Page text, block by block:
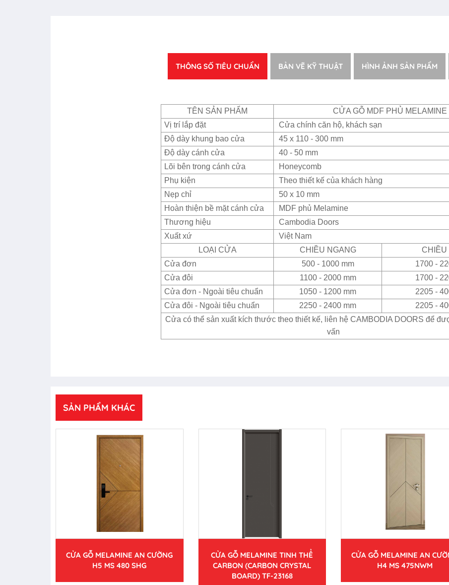
THÔNG SỐ TIÊU CHUẨN BẢN VẼ KỸ THUẬT HÌNH ẢNH SẢN PHẨM
TÊN SẢN PHẨM
CỬA GỖ MDF PHỦ MELAMINE
Vị trí lắp đặt
Cửa chính căn hộ, khách sạn
Độ dày khung bao cửa
45 x 110 - 300 mm
Độ dày cánh cửa
40 - 50 mm
Lõi bên trong cánh cửa
Honeycomb
Phụ kiện
Theo thiết kế của khách hàng
Nẹp chỉ
50 x 10 mm
Hoàn thiện bề mặt cánh cửa
MDF phủ Melamine
Thương hiệu
Cambodia Doors
Xuất xứ
Việt Nam
LOẠI CỬA
CHIỀU NGANG
CHIỀU
Cửa đơn
500 - 1000 mm
1700 -
Cửa đôi
1100 - 2000 mm
1700 -
Cửa đơn - Ngoài tiêu chuẩn
1050 - 1200 mm
2205 -
Cửa đôi - Ngoài tiêu chuẩn
2250 - 2400 mm
2205 -
Cửa có thể sản xuất kích thước theo thiết kế, liên hệ CAMBODIA DOORS để
vấn
SẢN PHẨM KHÁC
CỬA GỖ MELAMINE AN CƯỜNG
H5 MS 480 SHG
CỬA GỖ MELAMINE TINH THỂ
CARBON (CARBON CRYSTAL
BOARD) TF-23168
CỬA GỖ MELAMINE AN
H4 MS 475NWM